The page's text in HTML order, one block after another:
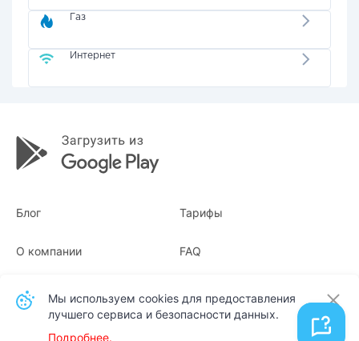
Газ
Интернет
Блог Тарифы
О компании
Квитанции
FAQ
Мы используем cookies для предоставления
лучшего сервиса и безопасности данных.
Подробнее.